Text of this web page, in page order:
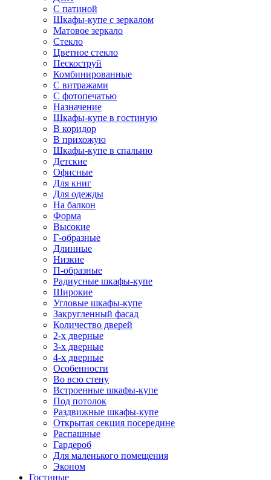
С патиной
Шкафы-купе с зеркалом
Матовое зеркало
Стекло
Цветное стекло
Пескоструй
Комбинированные
С витражами
С фотопечатью
Назначение
Шкафы-купе в гостиную
В коридор
В прихожую
Шкафы-купе в спальню
Детские
Офисные
Для книг
Для одежды
На балкон
Форма
Высокие
Г-образные
Длинные
Низкие
П-образные
Радиусные шкафы-купе
Широкие
Угловые шкафы-купе
Закругленный фасад
Количество дверей
2-х дверные
3-х дверные
4-х дверные
Особенности
Во всю стену
Встроенные шкафы-купе
Под потолок
Раздвижные шкафы-купе
Открытая секция посередине
Распашные
Гардероб
Для маленького помещения
Эконом
Гостиные